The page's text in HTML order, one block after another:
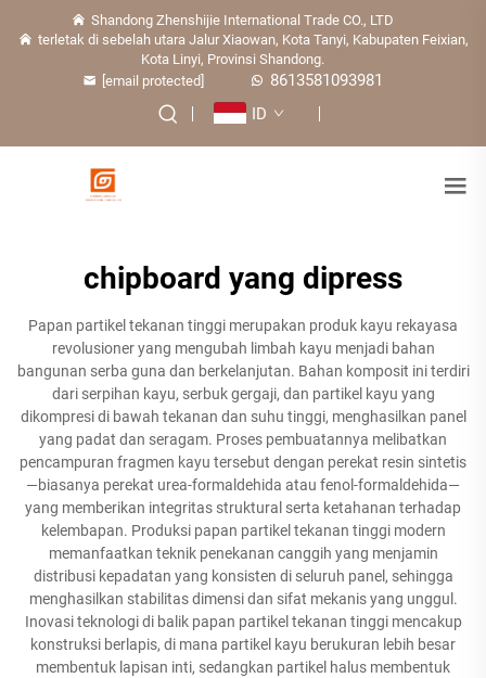
Shandong Zhenshijie International Trade CO., LTD
terletak di sebelah utara Jalur Xiaowan, Kota Tanyi, Kabupaten Feixian,
Kota Linyi, Provinsi Shandong.
[email protected]
8613581093981
ID
chipboard yang dipress
Papan partikel tekanan tinggi merupakan produk kayu rekayasa
revolusioner yang mengubah limbah kayu menjadi bahan
bangunan serba guna dan berkelanjutan. Bahan komposit ini terdiri
dari serpihan kayu, serbuk gergaji, dan partikel kayu yang
dikompresi di bawah tekanan dan suhu tinggi, menghasilkan panel
yang padat dan seragam. Proses pembuatannya melibatkan
pencampuran fragmen kayu tersebut dengan perekat resin sintetis
—biasanya perekat urea-formaldehida atau fenol-formaldehida—
yang memberikan integritas struktural serta ketahanan terhadap
kelembapan. Produksi papan partikel tekanan tinggi modern
memanfaatkan teknik penekanan canggih yang menjamin
distribusi kepadatan yang konsisten di seluruh panel, sehingga
menghasilkan stabilitas dimensi dan sifat mekanis yang unggul.
Inovasi teknologi di balik papan partikel tekanan tinggi mencakup
konstruksi berlapis, di mana partikel kayu berukuran lebih besar
membentuk lapisan inti, sedangkan partikel halus membentuk